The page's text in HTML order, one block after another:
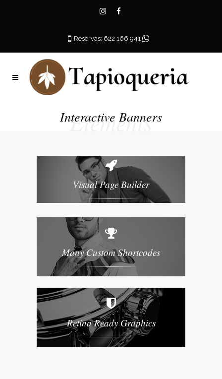
Reservas: 622 166 941
Elements
Interactive Banners
Visual Page Builder
SHOP NOW
Many Custom Shortcodes
SHOP NOW
Retina Ready Graphics